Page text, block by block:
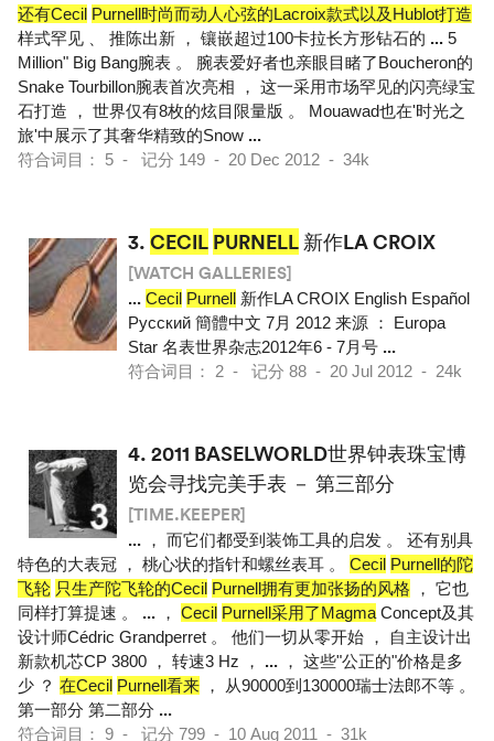
还有Cecil Purnell时尚而动人心弦的Lacroix款式以及Hublot打造
样式罕见 、 推陈出新 ， 镶嵌超过100卡拉长方形钻石的 ... 5
Million" Big Bang腕表 。 腕表爱好者也亲眼目睹了Boucheron的
Snake Tourbillon腕表首次亮相 ， 这一采用市场罕见的闪亮绿宝
石打造 ， 世界仅有8枚的炫目限量版 。 Mouawad也在'时光之
旅'中展示了其奢华精致的Snow ...
符合词目： 5 - 记分 149 - 20 Dec 2012 - 34k
3. CECIL PURNELL 新作LA CROIX
[WATCH GALLERIES]
... Cecil Purnell 新作LA CROIX English Español
Pусский 簡體中文 7月 2012 来源 ： Europa
Star 名表世界杂志2012年6 - 7月号 ...
符合词目： 2 - 记分 88 - 20 Jul 2012 - 24k
4. 2011 BASELWORLD世界钟表珠宝博
览会寻找完美手表 － 第三部分
[TIME.KEEPER]
... ， 而它们都受到装饰工具的启发 。 还有别具
特色的大表冠 ， 桃心状的指针和螺丝表耳 。 Cecil Purnell的陀
飞轮 只生产陀飞轮的Cecil Purnell拥有更加张扬的风格 ， 它也
同样打算提速 。 ... ， Cecil Purnell采用了Magma Concept及其
设计师Cédric Grandperret 。 他们一切从零开始 ， 自主设计出
新款机芯CP 3800 ， 转速3 Hz ， ... ， 这些"公正的"价格是多
少 ？ 在Cecil Purnell看来 ， 从90000到130000瑞士法郎不等 。
第一部分 第二部分 ...
符合词目： 9 - 记分 799 - 10 Aug 2011 - 31k